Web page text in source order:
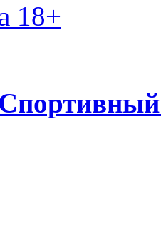
18+
Спортивный